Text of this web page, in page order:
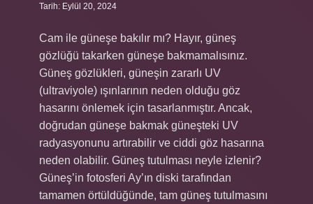
Tarih: Eylül 20, 2024
Cam ile güneşe bakılır mı? Hayır, güneş
gözlüğü takarken güneşe bakmamalısınız.
Güneş gözlükleri, güneşin zararlı UV
(ultraviyole) ışınlarının neden olduğu göz
hasarını önlemek için tasarlanmıştır. Ancak,
doğrudan güneşe bakmak güneşteki UV
radyasyonunu artırabilir ve ciddi göz hasarına
neden olabilir. Güneş tutulması neyle izlenir?
Güneş’in fotosferi Ay’ın diski tarafından
tamamen örtüldüğünde, tam güneş tutulmasını